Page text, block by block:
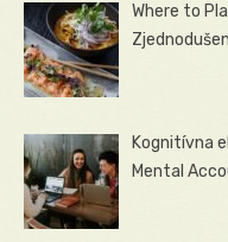
Where to
Kognitívna
Mental